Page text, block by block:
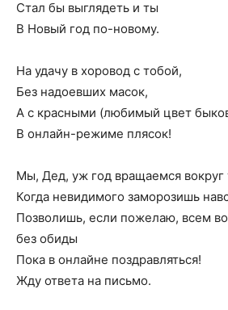
Стал бы выглядеть и ты
В Новый год по-новому.
На удачу в хоровод с тобой,
Без надоевших масок,
А с красными (любимый цвет
В онлайн-режиме плясок!
Мы, Дед, уж год вращаемся вокруг
Когда невидимого заморозишь
Позволишь, если пожелаю, всем
без обиды
Пока в онлайне поздравляться!
Жду ответа на письмо.